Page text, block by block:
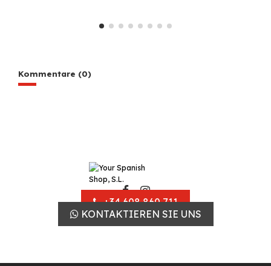
Kommentare (0)
+34 608 860 711
KONTAKTIEREN SIE UNS